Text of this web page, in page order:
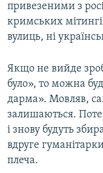
привезеними з
кримських
вулиць, ні
Якщо не вийде
було», то можна
дарма». Мовляв,
залишаються.
і знову будуть
вдруге
плеча.